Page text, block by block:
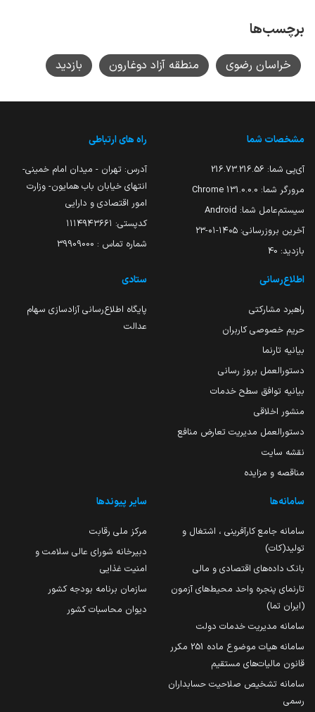
برچسب‌ها
خراسان رضوی منطقه آزاد دوغارون بازدید
مشخصات شما
آی‌پی شما: 216.73.216.56
مرورگر شما: 131.0.0.0 Chrome
سیستم‌عامل شما: Android
آخرین بروزرسانی: ۱۴۰۵-۰۱-۲۳
بازدید: 40
راه های ارتباطی
آدرس: تهران - میدان امام خمینی-
انتهای خیابان باب همایون- وزارت
امور اقتصادی و دارایی
کدپستی: ۱۱۱۴۹۴۳۶۶۱
شماره تماس : 39909000
اطلاع‌رسانی
راهبرد مشارکتی
حریم خصوصی کاربران
بیانیه تارنما
دستورالعمل بروز رسانی
بیانیه توافق سطح خدمات
منشور اخلاقی
دستورالعمل مدیریت تعارض منافع
نقشه سایت
مناقصه و مزایده
ستادی
پایگاه اطلاع‌رسانی آزادسازی سهام
عدالت
سامانه‌ها
سامانه جامع کارآفرینی ، اشتغال و
تولید(کات)
بانک داده‌های اقتصادی و مالی
تارنمای پنجره واحد محیط‌های آزمون
(ایران تما)
سامانه مدیریت خدمات دولت
سامانه هیات موضوع ماده 251 مکرر
قانون مالیات‌های مستقیم
سامانه تشخیص صلاحیت حسابداران
رسمی
سایر پیوندها
مرکز ملی رقابت
دبیرخانه شورای عالی سلامت و
امنیت غذایی
سازمان برنامه بودجه کشور
دیوان محاسبات کشور